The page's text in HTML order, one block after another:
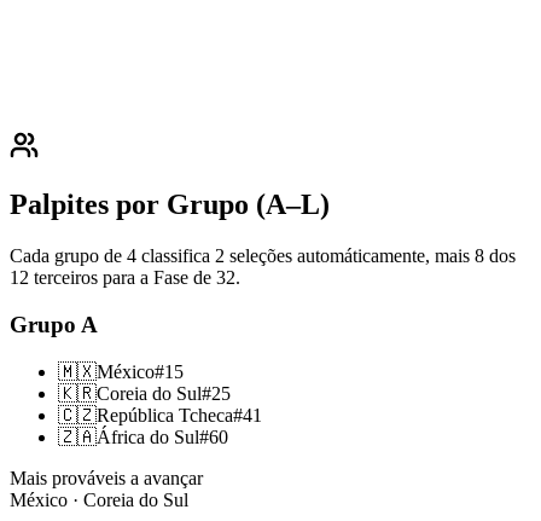
Palpites por Grupo (A–L)
Cada grupo de 4 classifica 2 seleções automáticamente, mais 8 dos
12 terceiros para a Fase de 32.
Grupo A
🇲🇽México#15
🇰🇷Coreia do Sul#25
🇨🇿República Tcheca#41
🇿🇦África do Sul#60
Mais prováveis a avançar
México · Coreia do Sul